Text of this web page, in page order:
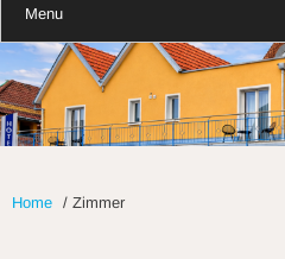
Menu
Home / Zimmer